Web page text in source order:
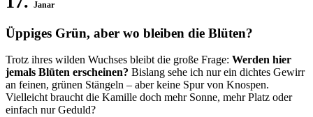
Janar
Üppiges Grün, aber wo bleiben die Blüten?
Trotz ihres wilden Wuchses bleibt die große Frage: Werden hier
jemals Blüten erscheinen? Bislang sehe ich nur ein dichtes Gewirr
an feinen, grünen Stängeln – aber keine Spur von Knospen.
Vielleicht braucht die Kamille doch mehr Sonne, mehr Platz oder
einfach nur Geduld?